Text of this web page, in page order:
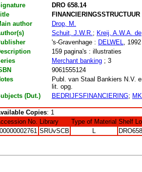
DRO 658.14
author
Drop, M.
Schuit, J.W.R. ; Kreij, A.W.A.
's-Gravenhage : DELWEL
, 1992
159 pagina's : illustraties
Merchant banking; 3
9061555124
Publ. van Staal Bankiers N.V.
lit. opg.
(Dut.)
BEDRIJFSFINANCIERING;
Copies: 1
No.
Library Type of Material Shelf
SRUvSCB